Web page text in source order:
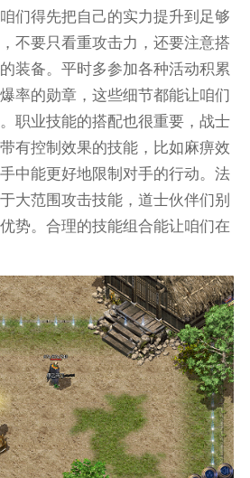
们得先把自己的实力提升到足够
不要只看重攻击力，还要注意搭
装备。平时多参加各种活动积累
率的勋章，这些细节都能让咱们
职业技能的搭配也很重要，战士
有控制效果的技能，比如麻痹效
中能更好地限制对手的行动。法
大范围攻击技能，道士伙伴们别
势。合理的技能组合能让咱们在